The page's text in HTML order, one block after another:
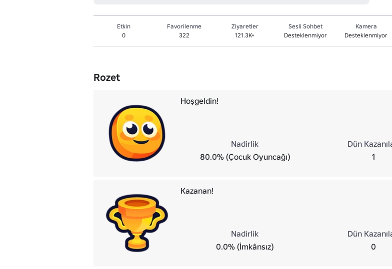
Etkin
0
Favorilenme
322
Ziyaretler
121.3K+
Sesli Sohbet
Desteklenmiyor
Kamera
Desteklenmiyor
Rozet
Hoşgeldin!
Nadirlik
80.0% (Çocuk Oyuncağı)
Dün
1
Kazanan!
Nadirlik
0.0% (İmkânsız)
Dün
0